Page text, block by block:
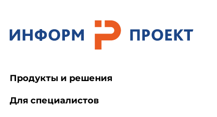
- возможность полностью автоматизировать
обработку информации о земной поверхности
традиционных карт на цифровые технологии;
Продукты и решения
Для специалистов